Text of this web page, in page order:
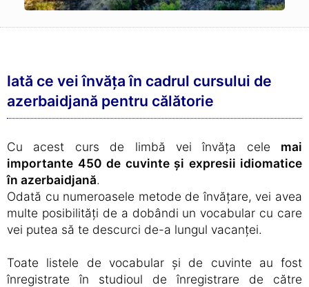
Iată ce vei învăța în cadrul cursului de
azerbaidjană pentru călătorie
Cu acest curs de limbă vei învăța cele mai
importante 450 de cuvinte și expresii idiomatice
în azerbaidjană.
Odată cu numeroasele metode de învățare, vei avea
multe posibilități de a dobândi un vocabular cu care
vei putea să te descurci de-a lungul vacanței.
Toate listele de vocabular și de cuvinte au fost
înregistrate în studioul de înregistrare de către